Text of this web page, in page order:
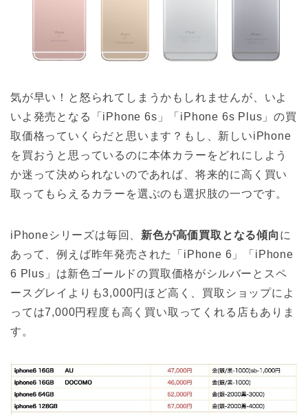
気が早い！と怒られてしまうかもしれませんが、いよ
いよ発売となる「iPhone 6s」「iPhone 6s Plus」の買
取価格っていくらだと思います？もし、新しいiPhone
を買おうと思っているのに本体カラーをどれにしよう
か迷って決められないのであれば、将来的に高く買い
取ってもらえるカラーを選ぶのも選択肢の一つです。
iPhoneシリーズは毎回、 新色が高価買取となる傾向 に
あって、例えば昨年発売された「iPhone 6」「iPhone
6 Plus」は新色ゴールドの買取価格がシルバーとスペ
ースグレイよりも3,000円ほど高く、買取ショップによ
っては7,000円程度も高く買い取ってくれる店もありま
す。